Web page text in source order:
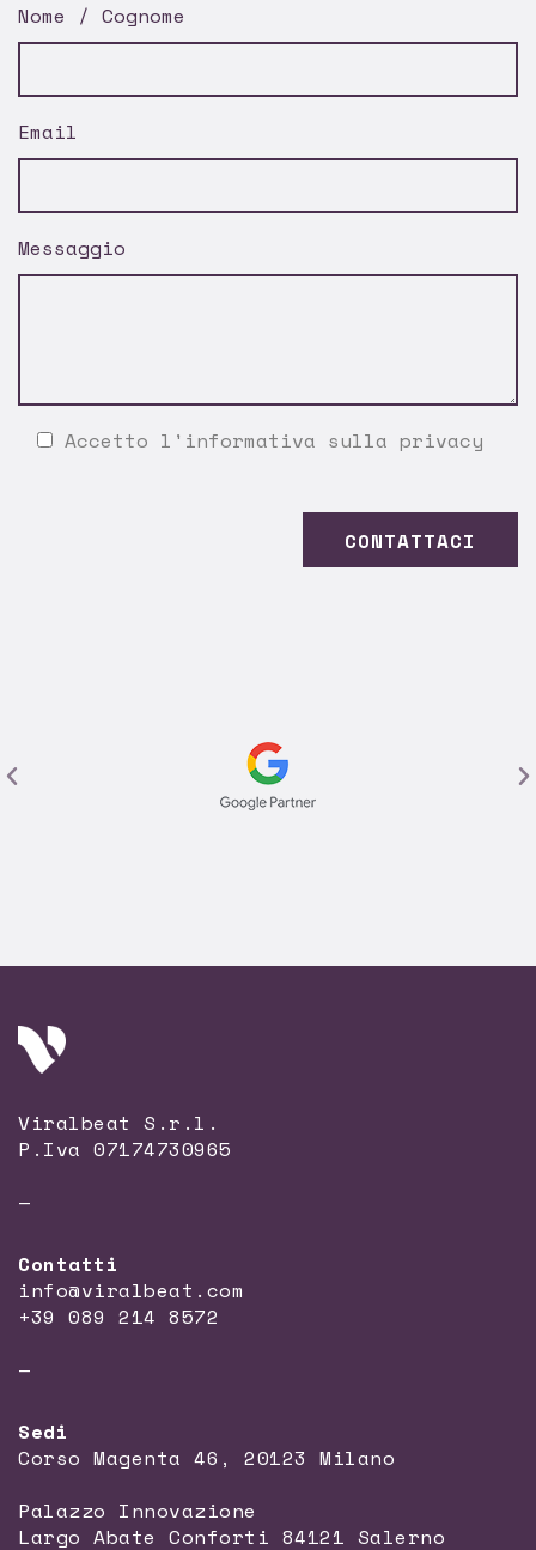
Nome / Cognome
Email
Messaggio
Accetto l' informativa sulla privacy
Viralbeat S.r.l.
P.Iva 07174730965
—
Contatti
info@viralbeat.com
+39 089 214 8572
—
Sedi
Corso Magenta 46, 20123 Milano
Palazzo Innovazione
Largo Abate Conforti 84121 Salerno